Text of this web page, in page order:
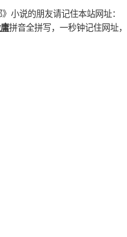
小说的朋友请记住本站网址：
拼音全拼写，一秒钟记住网址，